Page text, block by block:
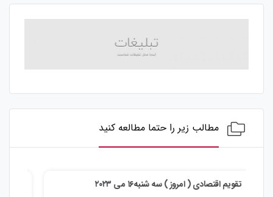
مطالب زیر را حتما مطالعه کنید
تقویم اقتصادی ( امروز ) دوشنبه۱۵ می ۲۰۲۳